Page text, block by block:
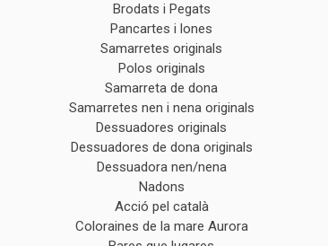
Brodats i Pegats
Pancartes i lones
Samarretes originals
Polos originals
Samarreta de dona
Samarretes nen i nena originals
Dessuadores originals
Dessuadores de dona originals
Dessuadora nen/nena
Nadons
Acció pel català
Coloraines de la mare Aurora